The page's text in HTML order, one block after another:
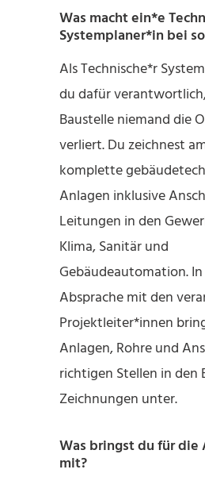
Was macht ein*e
Systemplaner*in bei
Als Technische*r
du dafür
Baustelle niemand die
verliert. Du zeichnest
komplette
Anlagen inklusive
Leitungen in den
Klima, Sanitär und
Gebäudeautomation.
Absprache mit den
Projektleiter*innen
Anlagen, Rohre und
richtigen Stellen in den
Zeichnungen unter.
Was bringst du für
mit?